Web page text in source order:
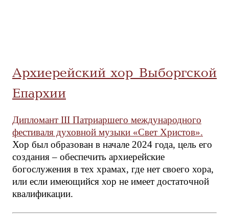
Архиерейский хор Выборгской
Епархии
Дипломант III Патриаршего международного
фестиваля духовной музыки «Свет Христов».
Хор был образован в начале 2024 года, цель его
создания – обеспечить архиерейские
богослужения в тех храмах, где нет своего хора,
или если имеющийся хор не имеет достаточной
квалификации.